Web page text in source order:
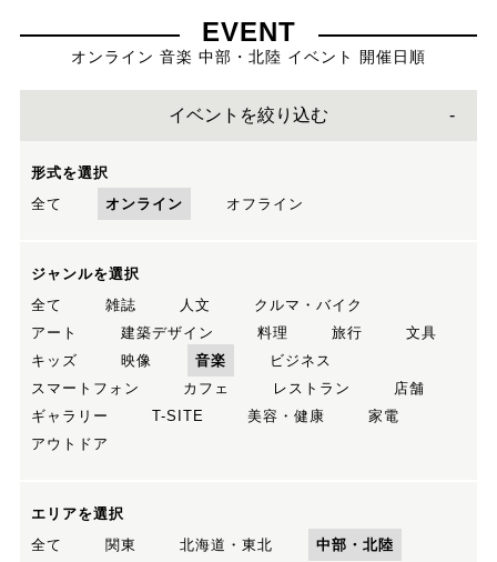
EVENT
オンライン 音楽 中部・北陸 イベント 開催日順
イベントを絞り込む
形式を選択
全て
オンライン オフライン
ジャンルを選択
全て
雑誌 人文
クルマ・バイク
アート
建築デザイン 料理 旅行
文具
キッズ
映像 音楽
ビジネス
スマートフォン
カフェ レストラン
店舗
ギャラリー
T-SITE 美容・健康
家電
アウトドア
エリアを選択
全て
関東 北海道・東北
中部・北陸